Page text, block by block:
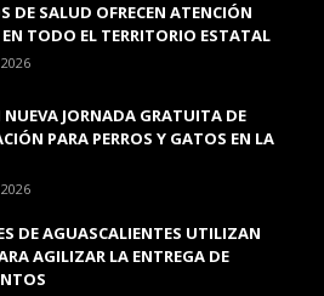
DE SALUD OFRECEN ATENCIÓN
TODO EL TERRITORIO ESTATAL
JORNADA GRATUITA DE
PARA PERROS Y GATOS EN LA
DE AGUASCALIENTES UTILIZAN
AGILIZAR LA ENTREGA DE